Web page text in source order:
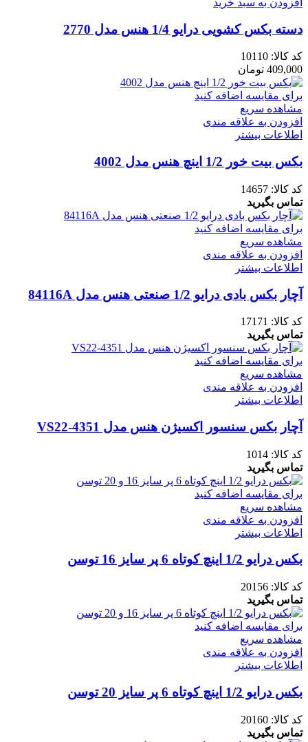
افزودن به سبد خرید
دسته بکس کشویی درایو 1/4 هنس مدل 2770
کد کالا: 10110
409,000 تومان
برای مقایسه اضافه کنید
مشاهده سریع
افزودن به علاقه مندی
اطلاعات بیشتر
بکس بیت خور 1/2 اینچ هنس مدل 4002
کد کالا: 14657
تماس بگیرید
برای مقایسه اضافه کنید
مشاهده سریع
افزودن به علاقه مندی
اطلاعات بیشتر
آچار بکس بادی درایو 1/2 صنعتی هنس مدل 84116A
کد کالا: 17171
تماس بگیرید
برای مقایسه اضافه کنید
مشاهده سریع
افزودن به علاقه مندی
اطلاعات بیشتر
آچار بکس سنسور اکسیژن هنس مدل VS22-4351
کد کالا: 1014
تماس بگیرید
برای مقایسه اضافه کنید
مشاهده سریع
افزودن به علاقه مندی
اطلاعات بیشتر
بکس درایو 1/2 اینچ کوتاه 6 پر سایز 16 توسن
کد کالا: 20156
تماس بگیرید
برای مقایسه اضافه کنید
مشاهده سریع
افزودن به علاقه مندی
اطلاعات بیشتر
بکس درایو 1/2 اینچ کوتاه 6 پر سایز 20 توسن
کد کالا: 20160
تماس بگیرید